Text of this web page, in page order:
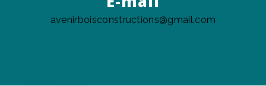
avenirboisconstructions@gmail.com